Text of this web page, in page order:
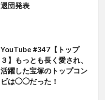
退団発表
YouTube #347【トップ
３】もっとも長く愛され、
活躍した宝塚のトップコン
ビは◯◯だった！